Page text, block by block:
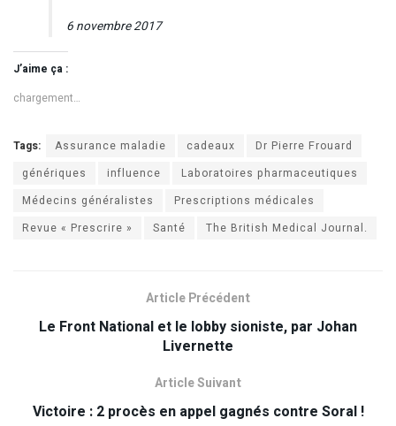
6 novembre 2017
J’aime ça :
chargement…
Tags: Assurance maladie cadeaux
Dr Pierre Frouard
génériques
influence
Laboratoires pharmaceutiques
Médecins généralistes
Prescriptions médicales
Revue « Prescrire »
Santé The British Medical Journal.
Article Précédent
Le Front National et le lobby sioniste, par Johan
Livernette
Article Suivant
Victoire : 2 procès en appel gagnés contre Soral !